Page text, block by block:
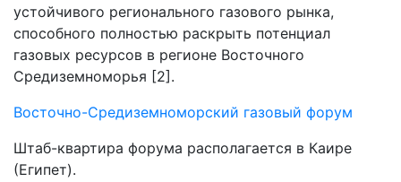
устойчивого регионального газового рынка,
способного полностью раскрыть потенциал
газовых ресурсов в регионе Восточного
Средиземноморья [2].
Восточно-Средиземноморский газовый форум
Штаб-квартира форума располагается в Каире
(Египет).